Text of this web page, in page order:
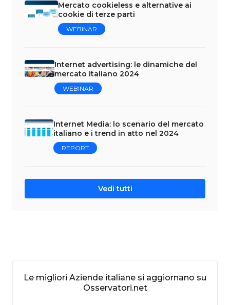
Mercato cookieless e alternative ai
cookie di terze parti
WEBINAR
Internet advertising: le dinamiche del
mercato italiano 2024
WEBINAR
Internet Media: lo scenario del mercato
italiano e i trend in atto nel 2024
REPORT
Vedi tutti
Le migliori Aziende italiane si aggiornano su
Osservatori.net